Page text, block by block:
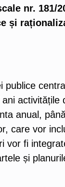
nr. 181/
și
publice
activitățile
anual,
care vor
vor fi
și